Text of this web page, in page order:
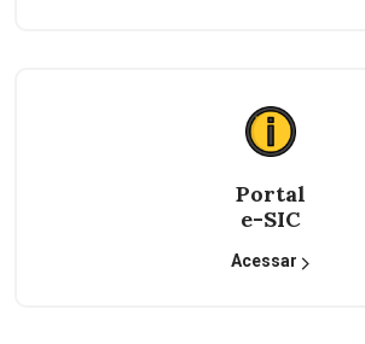
Portal
e-SIC
Acessar